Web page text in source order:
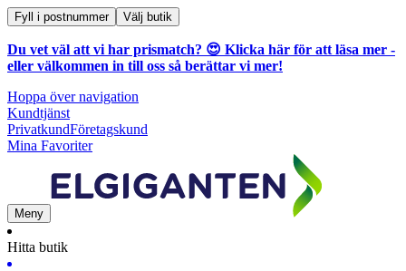
Fyll i postnummer Välj butik
Du vet väl att vi har prismatch? 😍 Klicka här för att läsa mer -
eller välkommen in till oss så berättar vi mer!
Hoppa över navigation
Kundtjänst
PrivatkundFöretagskund
Mina Favoriter
Meny
Hitta butik